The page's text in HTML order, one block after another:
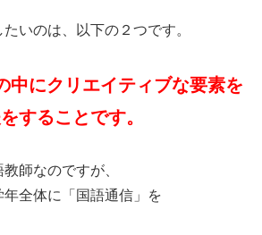
いのは、以下の２つです。
中にクリエイティブな要素を
することです。
師なのですが、
全体に「国語通信」を